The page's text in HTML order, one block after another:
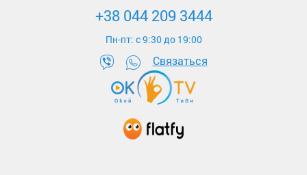
+38 044 209 3444
Пн-пт: c 9:30 до 19:00
Связаться